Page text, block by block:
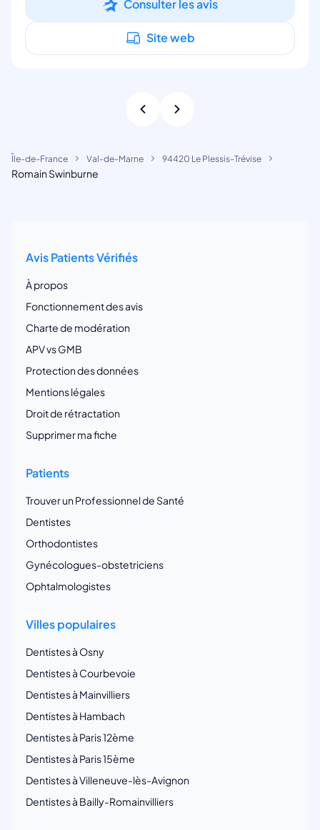
Consulter les avis
Site web
Île-de-France Val-de-Marne 94420 Le Plessis-Trévise
Romain Swinburne
Avis Patients Vérifiés
À propos
Fonctionnement des avis
Charte de modération
APV vs GMB
Protection des données
Mentions légales
Droit de rétractation
Supprimer ma fiche
Patients
Trouver un Professionnel de Santé
Dentistes
Orthodontistes
Gynécologues-obstetriciens
Ophtalmologistes
Villes populaires
Dentistes à Osny
Dentistes à Courbevoie
Dentistes à Mainvilliers
Dentistes à Hambach
Dentistes à Paris 12ème
Dentistes à Paris 15ème
Dentistes à Villeneuve-lès-Avignon
Dentistes à Bailly-Romainvilliers